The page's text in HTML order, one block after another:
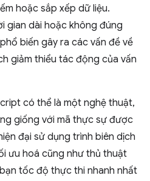
hoặc sắp xếp dữ liệu.
gian dài hoặc không đúng
biến gây ra các vấn đề về
giảm thiểu tác động của vấn
có thể là một nghệ thuật,
giống với mã thực sự được
đại sử dụng trình biên dịch
ưu hoá cũng như thủ thuật
tốc độ thực thi nhanh nhất